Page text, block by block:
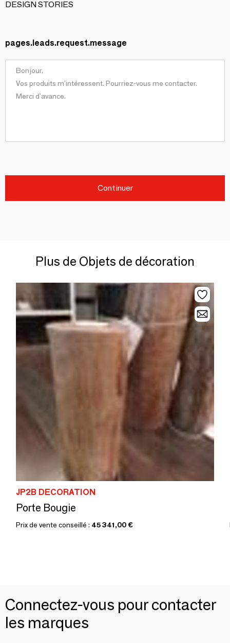
DESIGN STORIES
pages.leads.request.message
Continuer
Plus de Objets de décoration
JP2B DECORATION
Porte Bougie
Prix de vente conseillé : 45 341,00 €
Connectez-vous pour contacter
les marques